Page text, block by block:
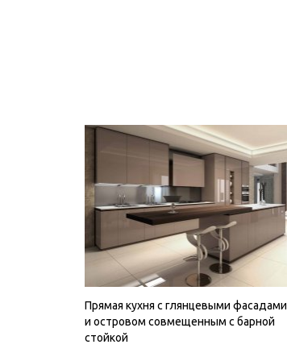
Прямая кухня с глянцевыми фасадами
и островом совмещенным с барной
стойкой